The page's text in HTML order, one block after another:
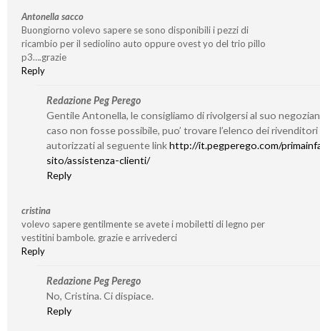
Antonella sacco
Buongiorno volevo sapere se sono disponibili i pezzi di
ricambio per il sediolino auto oppure ovest yo del trio pillo
p3….grazie
Reply
Redazione Peg Perego
Gentile Antonella, le consigliamo di rivolgersi al suo
caso non fosse possibile, puo’ trovare l’elenco dei rivenditori
autorizzati al seguente linkhttp://it.pegperego.com/
sito/assistenza-clienti/
Reply
cristina
volevo sapere gentilmente se avete i mobiletti di legno per
vestitini bambole. grazie e arrivederci
Reply
Redazione Peg Perego
No, Cristina. Ci dispiace.
Reply